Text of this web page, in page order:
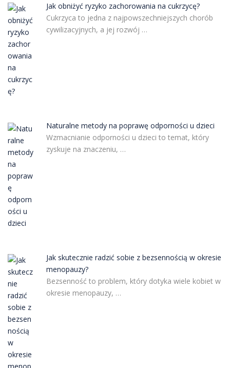
Jak obniżyć ryzyko zachorowania na cukrzycę?
Cukrzyca to jedna z najpowszechniejszych chorób
cywilizacyjnych, a jej rozwój …
Naturalne metody na poprawę odporności u dzieci
Wzmacnianie odporności u dzieci to temat, który
zyskuje na znaczeniu, …
Jak skutecznie radzić sobie z bezsennością w okresie
menopauzy?
Bezsenność to problem, który dotyka wiele kobiet w
okresie menopauzy, …